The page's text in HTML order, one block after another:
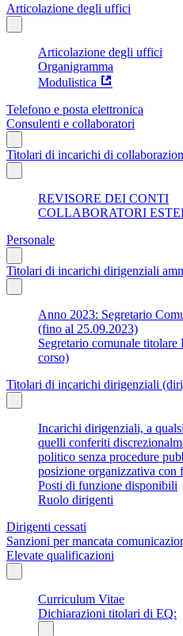
Articolazione degli uffici
Articolazione degli uffici
Organigramma
Modulistica
Telefono e posta elettronica
Consulenti e collaboratori
Titolari di incarichi di
REVISORE DEI CONTI
COLLABORATORI
Personale
Titolari di incarichi dirigenziali
Anno 2023: Segretario
(fino al 25.09.2023)
Segretario comunale
corso)
Titolari di incarichi dirigenziali
Incarichi dirigenziali, a
quelli conferiti
politico senza procedure
posizione organizzativa
Posti di funzione disponibili
Ruolo dirigenti
Dirigenti cessati
Sanzioni per mancata
Elevate qualificazioni
Curriculum Vitae
Dichiarazioni titolari di EQ: